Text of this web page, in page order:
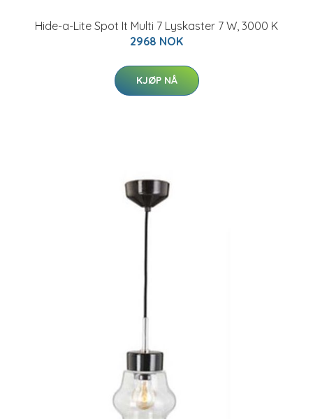
Hide-a-Lite Spot It Multi 7 Lyskaster 7 W, 3000 K
2968 NOK
KJØP NÅ